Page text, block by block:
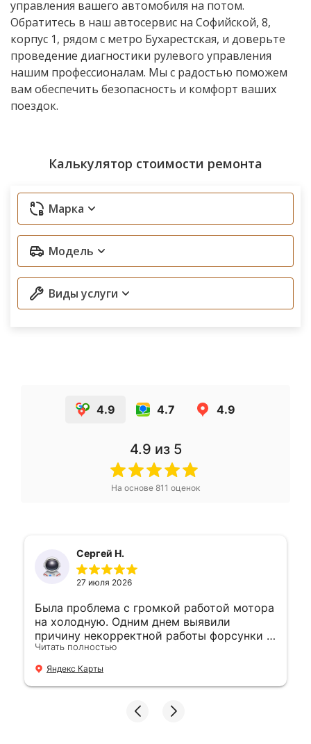
управления вашего автомобиля на потом.
Обратитесь в наш автосервис на Софийской, 8,
корпус 1, рядом с метро Бухарестская, и доверьте
проведение диагностики рулевого управления
нашим профессионалам. Мы с радостью поможем
вам обеспечить безопасность и комфорт ваших
поездок.
Калькулятор стоимости ремонта
Марка
Модель
Виды услуги
4.9 4.7 4.9
4.9 из 5
На основе 811 оценок
Сергей Н.
27 июля 2026
Была проблема с громкой работой мотора
на холодную. Одним днем выявили
причину некорректной работы форсунки и
устранили. 👍
Читать полностью
Яндекс Карты